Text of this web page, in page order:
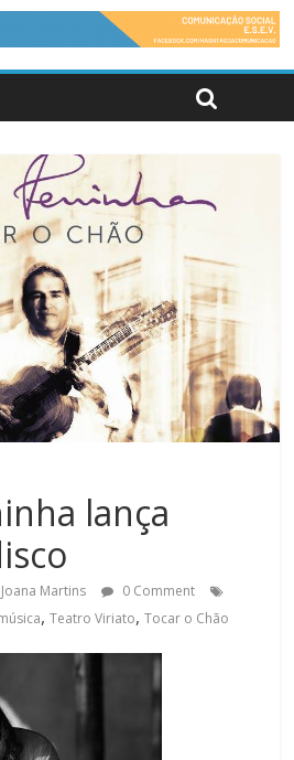
lança
Joana Martins
0 Comment
,Teatro Viriato,Tocar o Chão